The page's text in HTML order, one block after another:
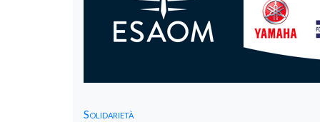
Solidarietà